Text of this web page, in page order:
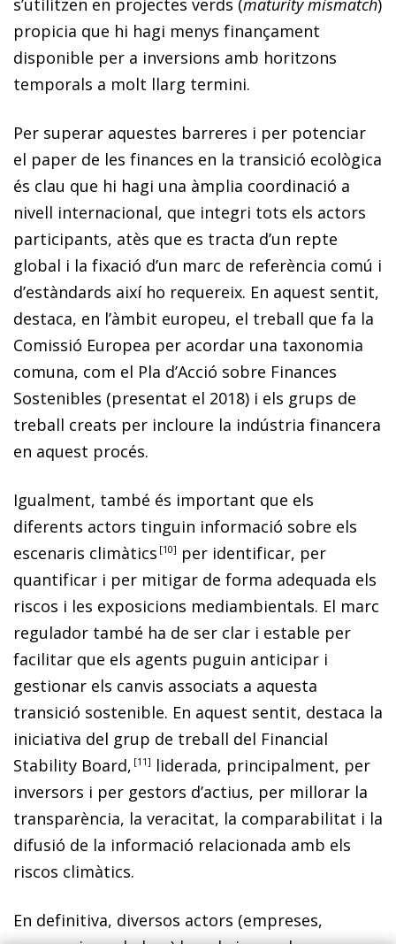
propicia que hi hagi menys finançament
disponible per a inversions amb horitzons
temporals a molt llarg termini.
Per superar aquestes barreres i per potenciar
el paper de les finances en la transició ecològica
és clau que hi hagi una àmplia coordinació a
nivell internacional, que integri tots els actors
participants, atès que es tracta d’un repte
global i la fixació d’un marc de referència comú i
d’estàndards així ho requereix. En aquest sentit,
destaca, en l’àmbit europeu, el treball que fa la
Comissió Europea per acordar una taxonomia
comuna, com el Pla d’Acció sobre Finances
Sostenibles (presentat el 2018) i els grups de
treball creats per incloure la indústria financera
en aquest procés.
Igualment, també és important que els
diferents actors tinguin informació sobre els
escenaris climàtics 10
per identificar, per
quantificar i per mitigar de forma adequada els
riscos i les exposicions mediambientals. El marc
regulador també ha de ser clar i estable per
facilitar que els agents puguin anticipar i
gestionar els canvis associats a aquesta
transició sostenible. En aquest sentit, destaca la
iniciativa del grup de treball del Financial
Stability Board, 11
liderada, principalment, per
inversors i per gestors d’actius, per millorar la
transparència, la veracitat, la comparabilitat i la
difusió de la informació relacionada amb els
riscos climàtics.
En definitiva, diversos actors (empreses,